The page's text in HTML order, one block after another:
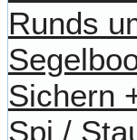
Runds
Sichern
Spi /